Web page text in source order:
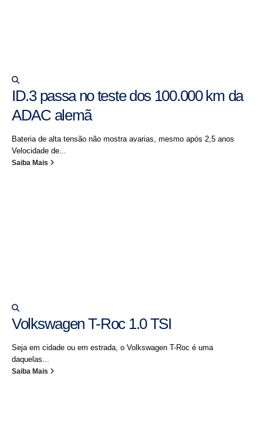
ID.3 passa no teste dos 100.000 km da
ADAC alemã
Bateria de alta tensão não mostra avarias, mesmo após 2,5 anos
Velocidade de...
Saiba Mais
Volkswagen T-Roc 1.0 TSI
Seja em cidade ou em estrada, o Volkswagen T-Roc é uma
daquelas...
Saiba Mais